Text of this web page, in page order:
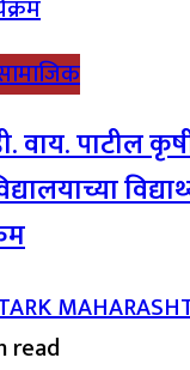
वाय. पाटील
read